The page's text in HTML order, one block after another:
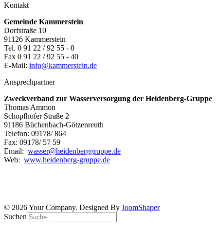
Kontakt
Gemeinde Kammerstein
Dorfstraße 10
91126 Kammerstein
Tel. 0 91 22 / 92 55 - 0
Fax 0 91 22 / 92 55 - 40
E-Mail: info@kammerstein.de
Ansprechpartner
Zweckverband zur Wasserversorgung der Heidenberg-Gruppe
Thomas Ammon
Schopfhofer Straße 2
91186 Büchenbach-Götzenreuth
Telefon: 09178/ 864
Fax: 09178/ 57 59
Email: wasser@heidenberggruppe.de
Web: www.heidenberg-gruppe.de
© 2026 Your Company. Designed By JoomShaper
Suchen